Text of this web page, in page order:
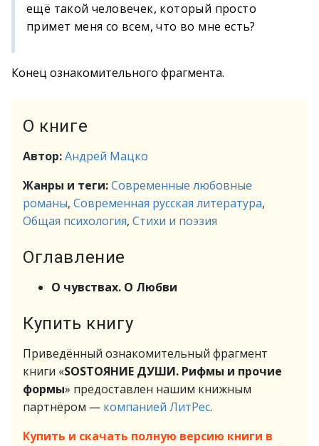
ещё такой человечек, который просто
примет меня со всем, что во мне есть?
Конец ознакомительного фрагмента.
О книге
Автор:Андрей Мацко
Жанры и теги:Современные любовные
романы, Современная русская литература,
Общая психология, Стихи и поэзия
Оглавление
О чувствах. О Любви
Купить книгу
Приведённый ознакомительный фрагмент
книги «SOSТОЯНИЕ ДУШИ. Рифмы и прочие
формы» предоставлен нашим книжным
партнёром — компанией ЛитРес.
Купить и скачать полную версию книги в